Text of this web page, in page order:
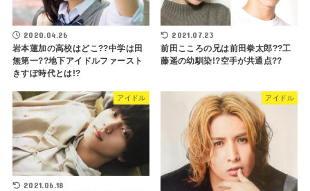
2020.04.26
岩本蓮加の高校はどこ??中学は田
無第一??地下アイドルファースト
きすぽ時代とは!?
2021.07.23
前田こころの兄は前田拳太郎??工
藤遥の幼馴染!?空手が共通点??
アイドル
2021.06.18
アイドル